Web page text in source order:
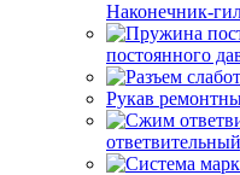
Наконечник-
постоянного
Рукав